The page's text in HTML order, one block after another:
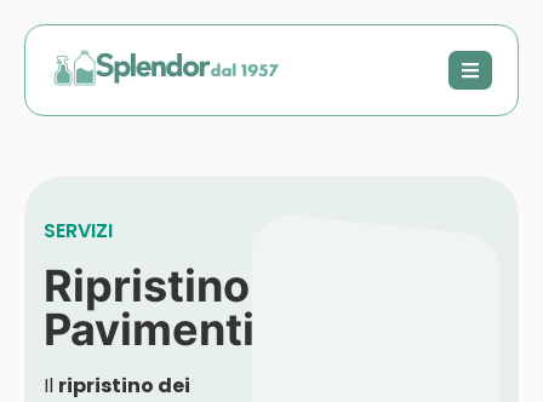
SERVIZI
Ripristino
Pavimenti
Il ripristino dei